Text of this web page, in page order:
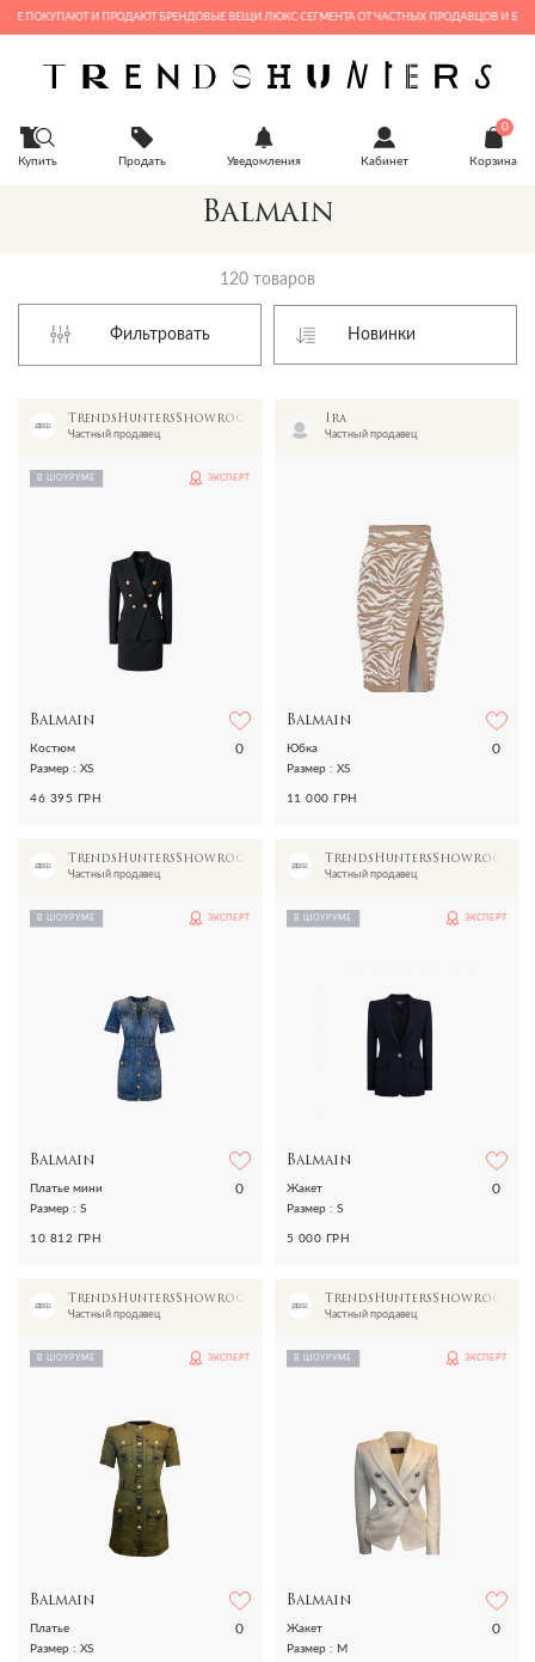
И ПРОДАЮТ БРЕНДОВЫЕ ВЕЩИ ЛЮКС СЕГМЕНТА ОТ ЧАСТНЫХ ПРОДАВЦОВ И БУТИКОВ
Купить Продать Уведомления Кабинет
0
Корзина
Balmain
120 товаров
Фильтровать
TrendsHuntersShowroom
Частный продавец
В ШОУРУМЕ ЭКСПЕРТ
Balmain
0
Костюм
Размер : XS
46 395 ГРН
Ira
Частный продавец
Balmain
0
Юбка
Размер : XS
11 000 ГРН
TrendsHuntersShowroom
Частный продавец
В ШОУРУМЕ ЭКСПЕРТ
Balmain
0
Платье мини
Размер : S
10 812 ГРН
TrendsHuntersShowroom
Частный продавец
В ШОУРУМЕ ЭКСПЕРТ
Balmain
0
Жакет
Размер : S
5 000 ГРН
TrendsHuntersShowroom
Частный продавец
В ШОУРУМЕ ЭКСПЕРТ
Balmain
0
Платье
Размер : XS
TrendsHuntersShowroom
Частный продавец
В ШОУРУМЕ ЭКСПЕРТ
Balmain
0
Жакет
Размер : M